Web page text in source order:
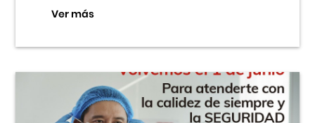
Ver más